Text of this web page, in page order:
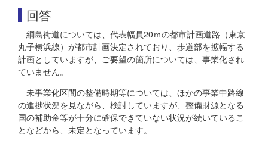
回答
綱島街道については、代表幅員20ｍの都市計画道路（東京
丸子横浜線）が都市計画決定されており、歩道部を拡幅する
計画としていますが、ご要望の箇所については、事業化され
ていません。
未事業化区間の整備時期等については、ほかの事業中路線
の進捗状況を見ながら、検討していますが、整備財源となる
国の補助金等が十分に確保できていない状況が続いているこ
となどから、未定となっています。